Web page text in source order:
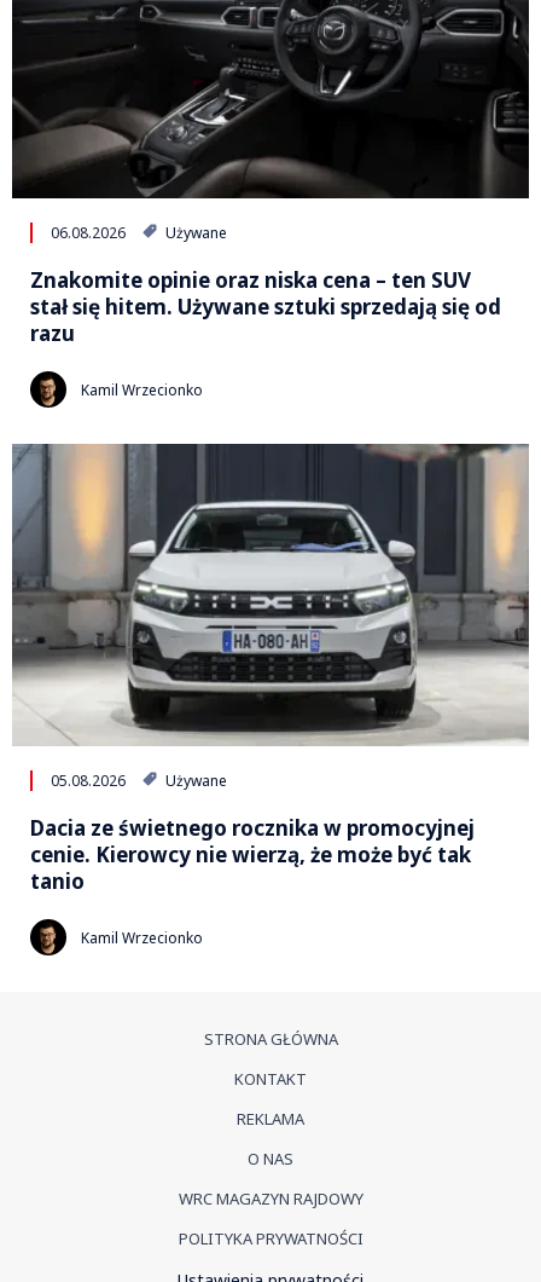
06.08.2026 Używane
Znakomite opinie oraz niska cena – ten SUV
stał się hitem. Używane sztuki sprzedają się od
razu
Kamil Wrzecionko
05.08.2026 Używane
Dacia ze świetnego rocznika w promocyjnej
cenie. Kierowcy nie wierzą, że może być tak
tanio
Kamil Wrzecionko
STRONA GŁÓWNA
KONTAKT
REKLAMA
O NAS
WRC MAGAZYN RAJDOWY
POLITYKA PRYWATNOŚCI